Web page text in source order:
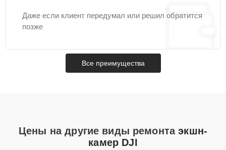
Даже если клиент передумал или решил обратится
позже
Все преимущества
Цены на другие виды ремонтаэкшн-
камер DJI